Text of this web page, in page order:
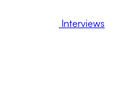
Interviews